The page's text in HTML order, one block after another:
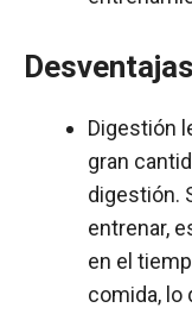
Desventajas
Digestión
gran
digestión.
entrenar,
en el
comida, lo